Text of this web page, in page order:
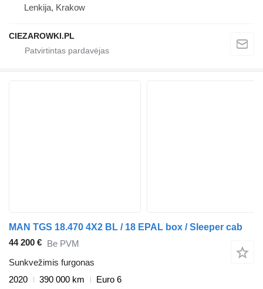
Lenkija, Krakow
CIEZAROWKI.PL
MAN TGS 18.470 4X2 BL / 18 EPAL box / Sleeper cab
44 200 € Be PVM
Sunkvežimis furgonas
2020
390 000 km
Euro 6